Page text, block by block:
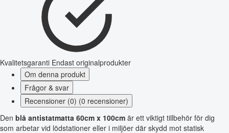
Kvalitetsgaranti Endast originalprodukter
Om denna produkt
Frågor & svar
Recensioner (0) (0 recensioner)
Den blå antistatmatta 60cm x 100cm är ett viktigt tillbehör för dig
som arbetar vid lödstationer eller i miljöer där skydd mot statisk